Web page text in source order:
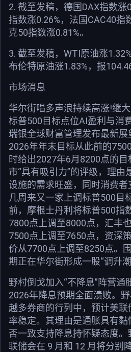
2. 截至发稿，德国DAX指数涨
指数涨0.26%，法国CAC40指
克50指数涨0.81%。
3. 截至发稿，WTI原油涨
布伦特原油涨1.83%，报
市场消息
华尔街唱多声浪持续高涨!继
标普500目标点位AI盈利与消
瑞银全球财富管理发布最新
2026年年末目标从此前的
时给出2027年6月8200点的
市“具有吸引力”的评级，理由
设施的需求旺盛，同时消费
几周来又一家上调标普500目
前，摩根士丹利将标普500指
7800点上调至8000点，汇丰
7500点上调至7650点，资深
价从7700点上调至8250点。
期正在华尔街形成一股“调升潮
野村倒戈加入“不降息”阵营通
2026年降息预期全面溃败。
越多券商的行列中，预计美联
率稳定。其理由是通胀具有
否一致支持降息持怀疑态度
联储会在 9 月和 12 月将分别